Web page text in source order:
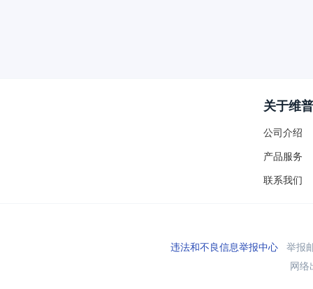
关于维普
公司介绍
产品服务
联系我们
违法和不良信息举报中心举报
网